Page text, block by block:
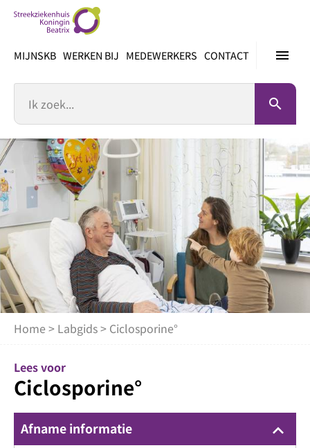
inhoud
menu
MIJNSKB WERKEN BIJ MEDEWERKERS CONTACT
search
Home > Labgids> Ciclosporine°
Lees voor
Ciclosporine°
Afname informatie keyboard_arrow_up